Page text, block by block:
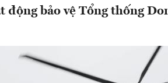
động bảo vệ Tổng thống